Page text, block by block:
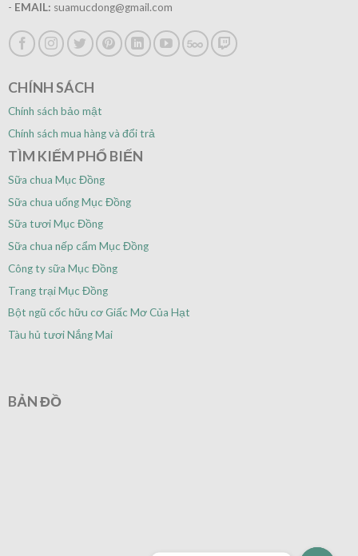
- EMAIL: suamucdong@gmail.com
CHÍNH SÁCH
Chính sách bảo mật
Chính sách mua hàng và đổi trả
TÌM KIẾM PHỔ BIẾN
Sữa chua Mục Đồng
Sữa chua uống Mục Đồng
Sữa tươi Mục Đồng
Sữa chua nếp cẩm Mục Đồng
Công ty sữa Mục Đồng
Trang trại Mục Đồng
Bột ngũ cốc hữu cơ Giấc Mơ Của Hạt
Tàu hủ tươi Nắng Mai
BẢN ĐỒ